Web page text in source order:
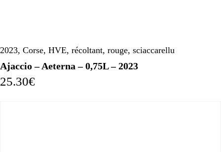
2023, Corse, HVE, récoltant, rouge, sciaccarellu
Ajaccio – Aeterna – 0,75L – 2023
25.30€